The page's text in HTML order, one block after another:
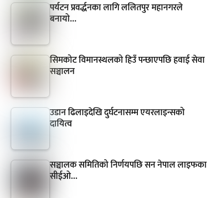
पर्यटन प्रवर्द्धनका लागि ललितपुर महानगरले
बनायो…
सिमकोट विमानस्थलको हिउँ पन्छाएपछि हवाई सेवा
सञ्चालन
उडान ढिलाइदेखि दुर्घटनासम्म एयरलाइन्सको
दायित्व
सञ्चालक समितिको निर्णयपछि सन नेपाल लाइफका
सीईओ…